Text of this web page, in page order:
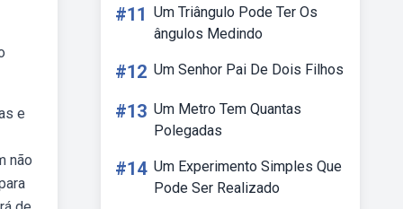
e
não
#11 Um Triângulo Pode Ter Os
ângulos Medindo
#12 Um Senhor Pai De Dois Filhos
#13 Um Metro Tem Quantas
Polegadas
#14 Um Experimento Simples Que
Pode Ser Realizado